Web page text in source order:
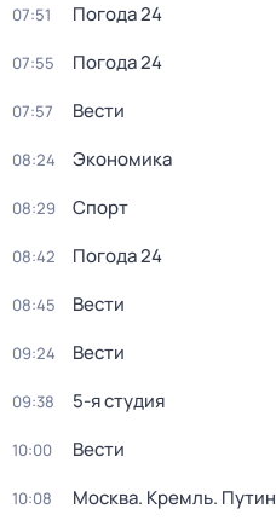
07:51 Погода 24
07:55 Погода 24
07:57 Вести
08:24 Экономика
08:29 Спорт
08:42 Погода 24
08:45 Вести
09:24 Вести
09:38 5-я студия
10:00 Вести
10:08 Москва. Кремль. Путин